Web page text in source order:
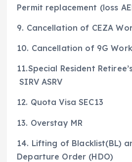
Permit replacement (loss
9. Cancellation of CEZA
10. Cancellation of 9G
11.Special Resident
SIRV ASRV
12. Quota Visa SEC13
13. Overstay MR
14. Lifting of Blacklist(BL)
Departure Order (HDO)